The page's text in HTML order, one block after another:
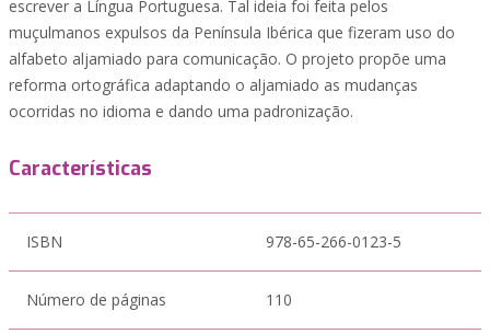
escrever a Língua Portuguesa. Tal ideia foi feita pelos
muçulmanos expulsos da Península Ibérica que fizeram uso do
alfabeto aljamiado para comunicação. O projeto propõe uma
reforma ortográfica adaptando o aljamiado as mudanças
ocorridas no idioma e dando uma padronização.
Características
ISBN 978-65-266-0123-5
Número de páginas 110